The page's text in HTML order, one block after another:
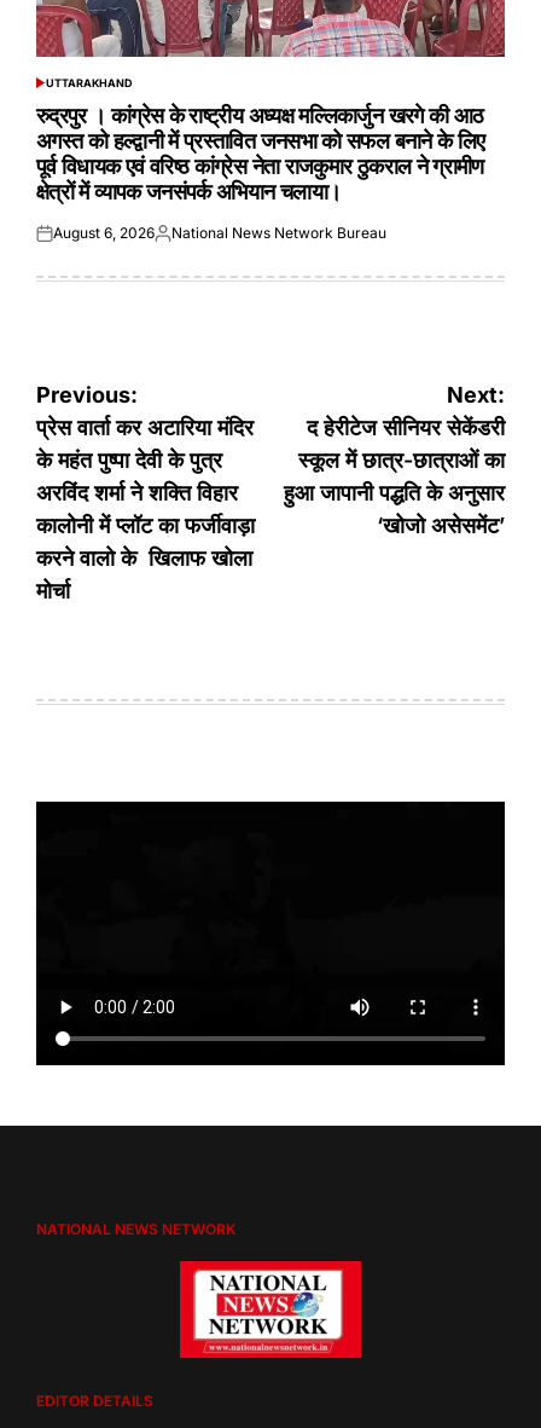
POSTED
UTTARAKHAND
रुद्रपुर । कांग्रेस के राष्ट्रीय अध्यक्ष मल्लिकार्जुन खरगे की आठ
अगस्त को हल्द्वानी में प्रस्तावित जनसभा को सफल बनाने के लिए
पूर्व विधायक एवं वरिष्ठ कांग्रेस नेता राजकुमार ठुकराल ने ग्रामीण
क्षेत्रों में व्यापक जनसंपर्क अभियान चलाया।
Posted
August 6, 2026Posted
National News Network Bureau
Post
navigation
Previous:
प्रेस वार्ता कर अटारिया मंदिर
के महंत पुष्पा देवी के पुत्र
अरविंद शर्मा ने शक्ति विहार
कालोनी में प्लॉट का फर्जीवाड़ा
करने वालो के खिलाफ खोला
मोर्चा
Next:
द हेरीटेज सीनियर सेकेंडरी
स्कूल में छात्र-छात्राओं का
हुआ जापानी पद्धति के अनुसार
‘खोजो असेसमेंट’
NATIONAL NEWS NETWORK
EDITOR DETAILS